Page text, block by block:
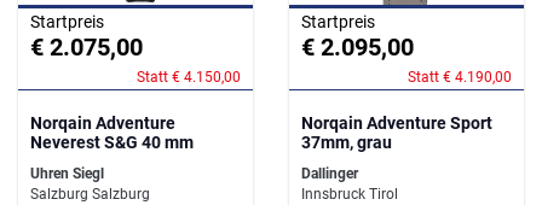
Startpreis
€ 2.075,00
Statt € 4.150,00
Norqain Adventure
Neverest S&G 40 mm
Uhren Siegl
Salzburg Salzburg
Startpreis
€ 2.095,00
Statt € 4.190,00
Norqain Adventure Sport
37mm, grau
Dallinger
Innsbruck Tirol